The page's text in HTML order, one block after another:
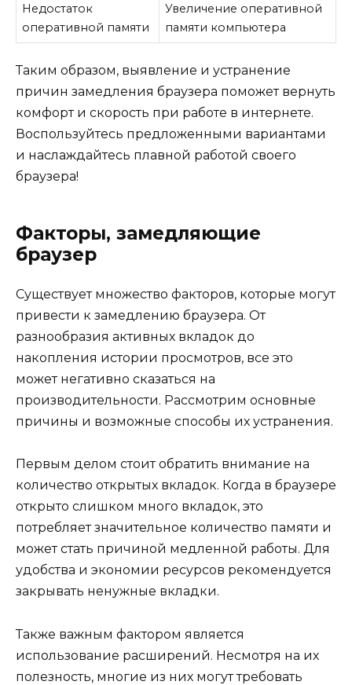
Недостаток
оперативной памяти
Увеличение оперативной
памяти компьютера
Таким образом, выявление и устранение
причин замедления браузера поможет вернуть
комфорт и скорость при работе в интернете.
Воспользуйтесь предложенными вариантами
и наслаждайтесь плавной работой своего
браузера!
Факторы, замедляющие
браузер
Существует множество факторов, которые могут
привести к замедлению браузера. От
разнообразия активных вкладок до
накопления истории просмотров, все это
может негативно сказаться на
производительности. Рассмотрим основные
причины и возможные способы их устранения.
Первым делом стоит обратить внимание на
количество открытых вкладок. Когда в браузере
открыто слишком много вкладок, это
потребляет значительное количество памяти и
может стать причиной медленной работы. Для
удобства и экономии ресурсов рекомендуется
закрывать ненужные вкладки.
Также важным фактором является
использование расширений. Несмотря на их
полезность, многие из них могут требовать